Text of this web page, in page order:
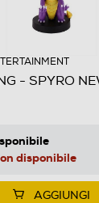
- SPYRO
disponibile
AGGIUNGI